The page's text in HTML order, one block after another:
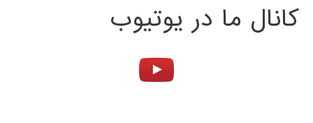
کانال ما در یوتیوب